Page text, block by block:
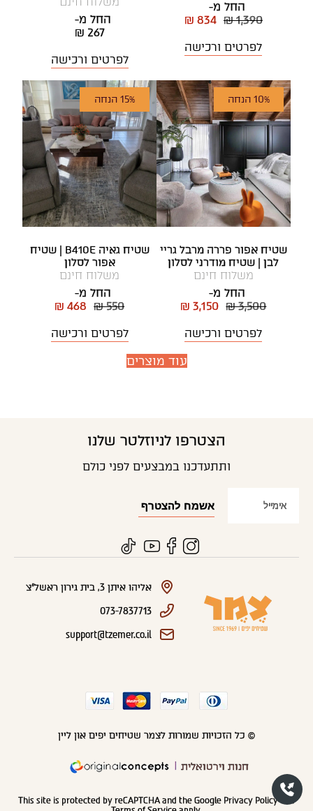
החל מ-
₪ 1,390
₪ 834
לפרטים ורכישה
החל מ-
₪ 267
לפרטים ורכישה
10% הנחה
שטיח אפור פררה מרבל גריי
לבן | שטיח מודרני לסלון
משלוח חינם
החל מ-
₪ 3,500
₪ 3,150
לפרטים ורכישה
15% הנחה
שטיח גאיה B410E | שטיח
אפור לסלון
משלוח חינם
החל מ-
₪ 550
₪ 468
לפרטים ורכישה
עוד מוצרים
הצטרפו לניוזלטר שלנו
ותתעדכנו במבצעים לפני כולם
אליהו איתן 3, בית גירון ראשל"צ
073-7837713
support@tzemer.co.il
© כל הזכויות שמורות לצמר שטיחים יפים און ליין
חנות וירטואלית
This site is protected by reCAPTCHA and the Google Privacy Policyand